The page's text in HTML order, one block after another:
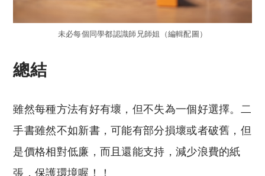
未必每個同學都認識師兄師姐（編輯配圖）
總結
雖然每種方法有好有壞，但不失為一個好選擇。二
手書雖然不如新書，可能有部分損壞或者破舊，但
是價格相對低廉，而且還能支持，減少浪費的紙
張，保護環境喔！！